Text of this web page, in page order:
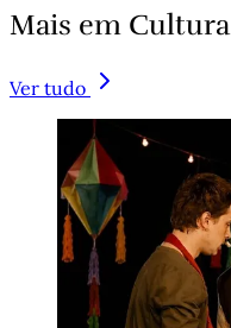
Mais em Cultura
Ver tudo